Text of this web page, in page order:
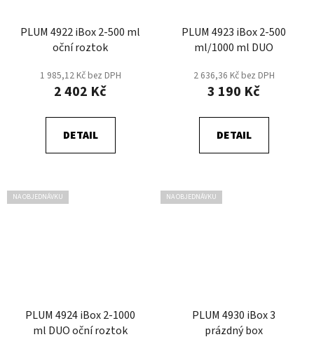
PLUM 4922 iBox 2-500 ml
oční roztok
1 985,12 Kč bez DPH
2 402 Kč
DETAIL
PLUM 4923 iBox 2-500
ml/1000 ml DUO
2 636,36 Kč bez DPH
3 190 Kč
DETAIL
NA OBJEDNÁVKU
PLUM 4924 iBox 2-1000
ml DUO oční roztok
NA OBJEDNÁVKU
PLUM 4930 iBox 3
prázdný box